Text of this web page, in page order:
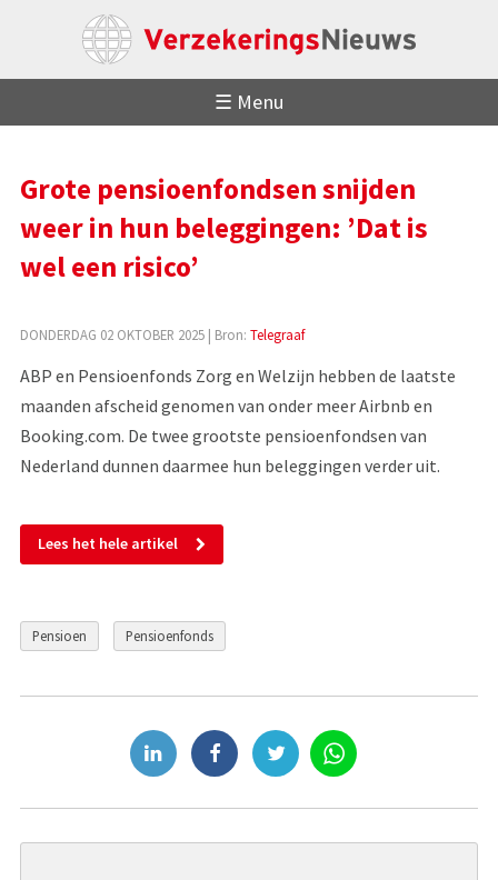
☰ Menu
Grote pensioenfondsen snijden
weer in hun beleggingen: ’Dat is
wel een risico’
DONDERDAG 02 OKTOBER 2025| Bron: Telegraaf
ABP en Pensioenfonds Zorg en Welzijn hebben de laatste
maanden afscheid genomen van onder meer Airbnb en
Booking.com. De twee grootste pensioenfondsen van
Nederland dunnen daarmee hun beleggingen verder uit.
Lees het hele artikel
Pensioen Pensioenfonds